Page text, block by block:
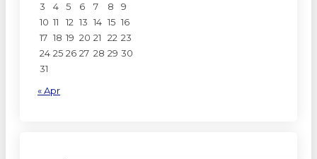
3
4 5 6 7 8
9
10 11 12 13 14 15 16
17 18 19 20 21 22 23
24 25 26 27 28 29 30
31
« Apr